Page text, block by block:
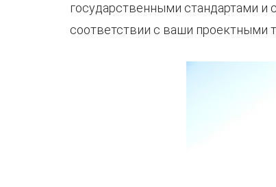
государственными стандартами и
соответствии с ваши проектными